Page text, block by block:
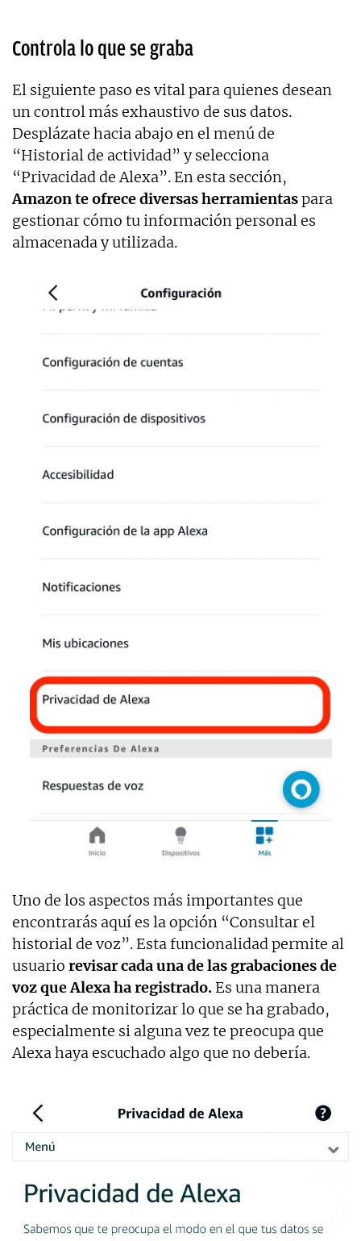
Controla lo que se graba
El siguiente paso es vital para quienes desean
un control más exhaustivo de sus datos.
Desplázate hacia abajo en el menú de
“Historial de actividad” y selecciona
“Privacidad de Alexa”. En esta sección,
Amazon te ofrece diversas herramientaspara
gestionar cómo tu información personal es
almacenada y utilizada.
Uno de los aspectos más importantes que
encontrarás aquí es la opción “Consultar el
historial de voz”. Esta funcionalidad permite al
usuario revisar cada una de las grabaciones de
voz que Alexa ha registrado. Es una manera
práctica de monitorizar lo que se ha grabado,
especialmente si alguna vez te preocupa que
Alexa haya escuchado algo que no debería.